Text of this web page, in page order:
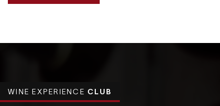
WINE EXPERIENCE CLUB